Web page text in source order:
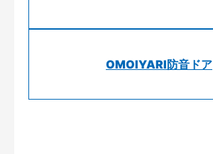
OMOIYARI防音ドア